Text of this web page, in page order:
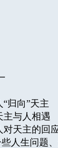
归向”天主
主与人相遇
对天主的回
人生问题